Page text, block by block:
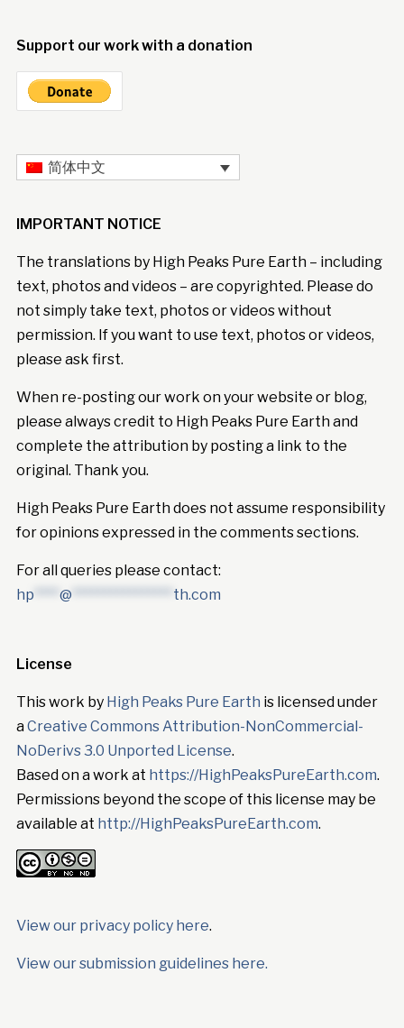
Support our work with a donation
简体中文
IMPORTANT NOTICE
The translations by High Peaks Pure Earth – including
text, photos and videos – are copyrighted. Please do
not simply take text, photos or videos without
permission. If you want to use text, photos or videos,
please ask first.
When re-posting our work on your website or blog,
please always credit to High Peaks Pure Earth and
complete the attribution by posting a link to the
original. Thank you.
High Peaks Pure Earth does not assume responsibility
for opinions expressed in the comments sections.
For all queries please contact:
hp **** @ **************** th.com
License
This work by High Peaks Pure Earth is licensed under
aCreative Commons Attribution-NonCommercial-
NoDerivs 3.0 Unported License.
Based on a work at https://HighPeaksPureEarth.com.
Permissions beyond the scope of this license may be
available at http://HighPeaksPureEarth.com.
View our privacy policy here.
View our submission guidelines here.